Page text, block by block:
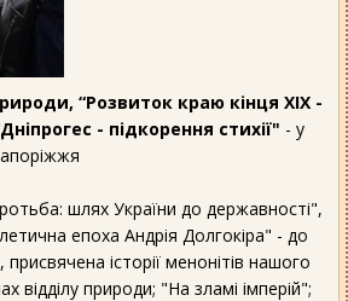
“Розвиток краю кінця ХІХ -
- підкорення стихії" - у
шлях України до державності",
епоха Андрія Долгокіра" - до
історії менонітів нашого
відділу природи; "На зламі імперій";